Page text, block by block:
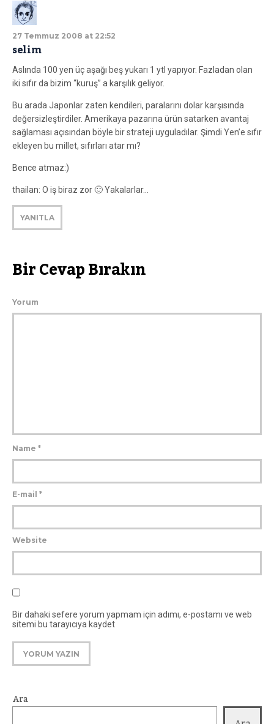
27 Temmuz 2008 at 22:52
selim
Aslında 100 yen üç aşağı beş yukarı 1 ytl yapıyor. Fazladan olan
iki sıfır da bizim “kuruş” a karşılık geliyor.
Bu arada Japonlar zaten kendileri, paralarını dolar karşısında
değersizleştirdiler. Amerikaya pazarına ürün satarken avantaj
sağlaması açısından böyle bir strateji uyguladılar. Şimdi Yen’e sıfır
ekleyen bu millet, sıfırları atar mı?
Bence atmaz:)
thailan: O iş biraz zor 🙂 Yakalarlar…
YANITLA
Bir Cevap Bırakın
Yorum
Name *
E-mail *
Website
Bir dahaki sefere yorum yapmam için adımı, e-postamı ve web
sitemi bu tarayıcıya kaydet
Ara